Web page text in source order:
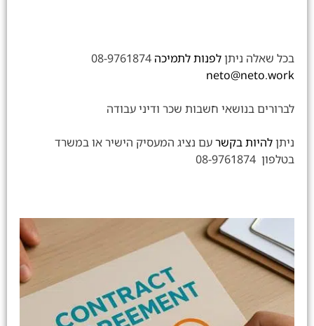
בכל שאלה ניתןלפנות לתמיכה
neto@neto.work
לברורים בנושאי חשבות שכר ודיני עבודה
ניתןלהיות בקשרעם נציג המעסיק הישיר או במשרד
בטלפון 08-9761874